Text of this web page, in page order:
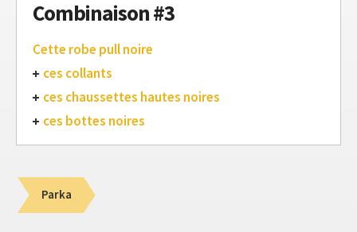
Combinaison #3
Cette robe pull noire
ces collants
ces chaussettes hautes noires
ces bottes noires
Parka